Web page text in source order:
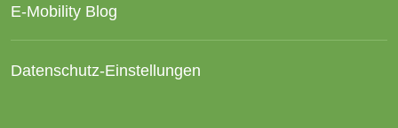
E-Mobility Blog
Datenschutz-Einstellungen